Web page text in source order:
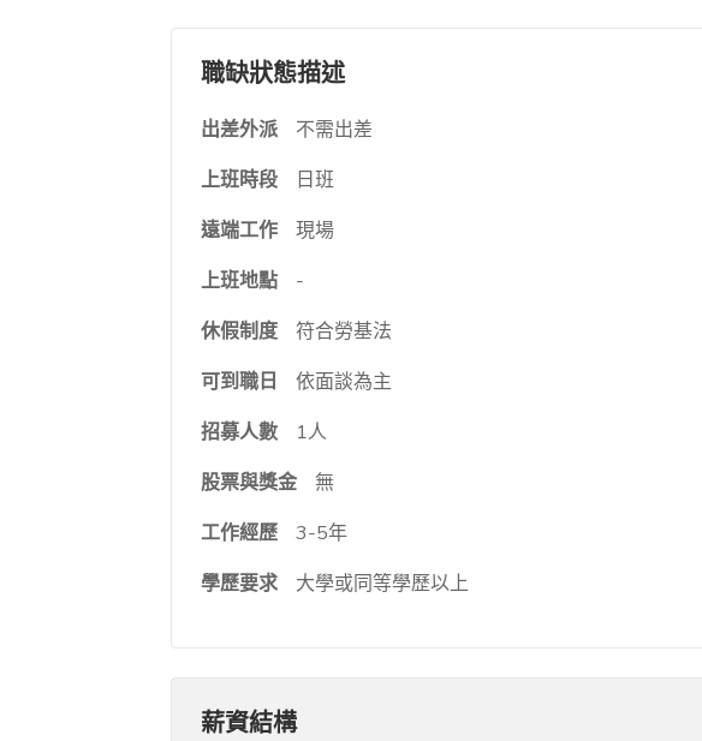
職缺狀態描述
出差外派
不需出差
上班時段
日班
遠端工作
現場
上班地點
-
休假制度
符合勞基法
可到職日
依面談為主
招募人數
1人
股票與獎金
無
工作經歷
3-5年
學歷要求
大學或同等學歷以上
薪資結構